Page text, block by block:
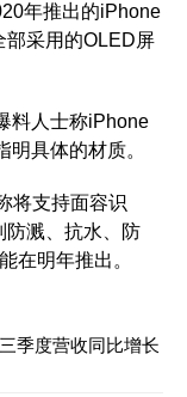
年推出的iPhone
部采用的OLED屏
人士称iPhone
具体的材质。
支持面容识
防溅、抗水、防
在明年推出。
季度营收同比增长